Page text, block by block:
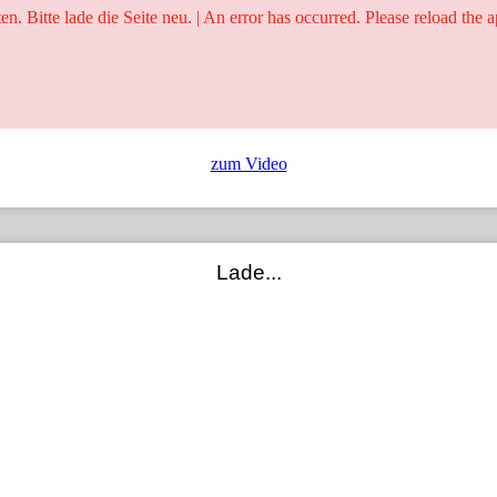
zum Video
Lade...
Bitte lade die Seite neu. | An error has occurred. Please reload the